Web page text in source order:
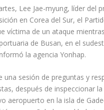
Lee Jae-myung, líder del
en Corea del Sur, el
víctima de un ataque
de Busan, en el
la agencia Yonhap.
una sesión de preguntas y
después de inspeccionar
aeropuerto en la isla de